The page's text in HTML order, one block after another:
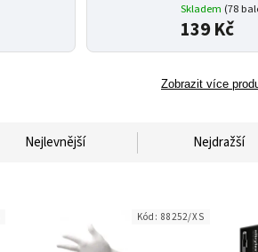
Skladem (78
139 Kč
Zobrazit více
Nejlevnější Nejdražší
Kód: 88252/XS